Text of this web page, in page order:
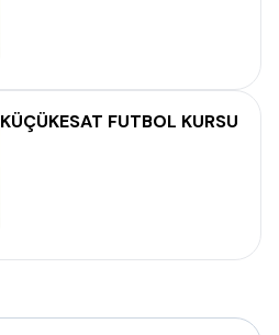
KÜÇÜKESAT FUTBOL KURSU